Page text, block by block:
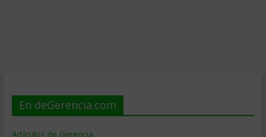
En deGerencia.com
Artículos de Gerencia